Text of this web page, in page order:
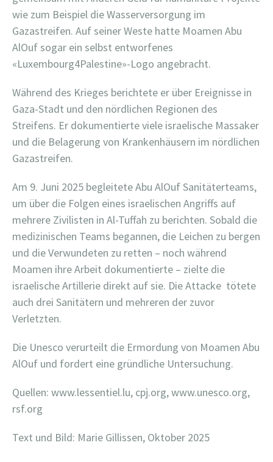
wie zum Beispiel die Wasserversorgung im
Gazastreifen. Auf seiner Weste hatte Moamen Abu
AlOuf sogar ein selbst entworfenes
«Luxembourg4Palestine»-Logo angebracht.
Während des Krieges berichtete er über Ereignisse in
Gaza-Stadt und den nördlichen Regionen des
Streifens. Er dokumentierte viele israelische Massaker
und die Belagerung von Krankenhäusern im nördlichen
Gazastreifen.
Am 9. Juni 2025 begleitete Abu AlOuf Sanitäterteams,
um über die Folgen eines israelischen Angriffs auf
mehrere Zivilisten in Al-Tuffah zu berichten. Sobald die
medizinischen Teams begannen, die Leichen zu bergen
und die Verwundeten zu retten – noch während
Moamen ihre Arbeit dokumentierte – zielte die
israelische Artillerie direkt auf sie. Die Attacke tötete
auch drei Sanitätern und mehreren der zuvor
Verletzten.
Die Unesco verurteilt die Ermordung von Moamen Abu
AlOuf und fordert eine gründliche Untersuchung.
Quellen: www.lessentiel.lu, cpj.org, www.unesco.org,
rsf.org
Text und Bild: Marie Gillissen, Oktober 2025